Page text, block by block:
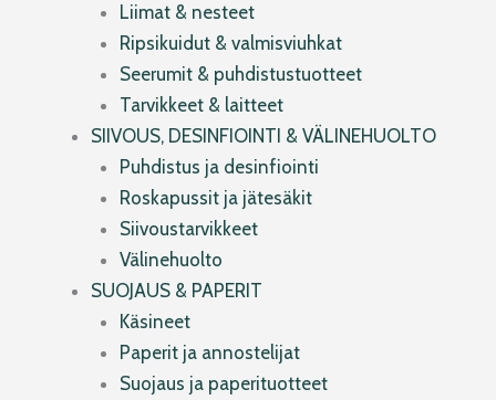
Liimat & nesteet
Ripsikuidut & valmisviuhkat
Seerumit & puhdistustuotteet
Tarvikkeet & laitteet
SIIVOUS, DESINFIOINTI & VÄLINEHUOLTO
Puhdistus ja desinfiointi
Roskapussit ja jätesäkit
Siivoustarvikkeet
Välinehuolto
SUOJAUS & PAPERIT
Käsineet
Paperit ja annostelijat
Suojaus ja paperituotteet